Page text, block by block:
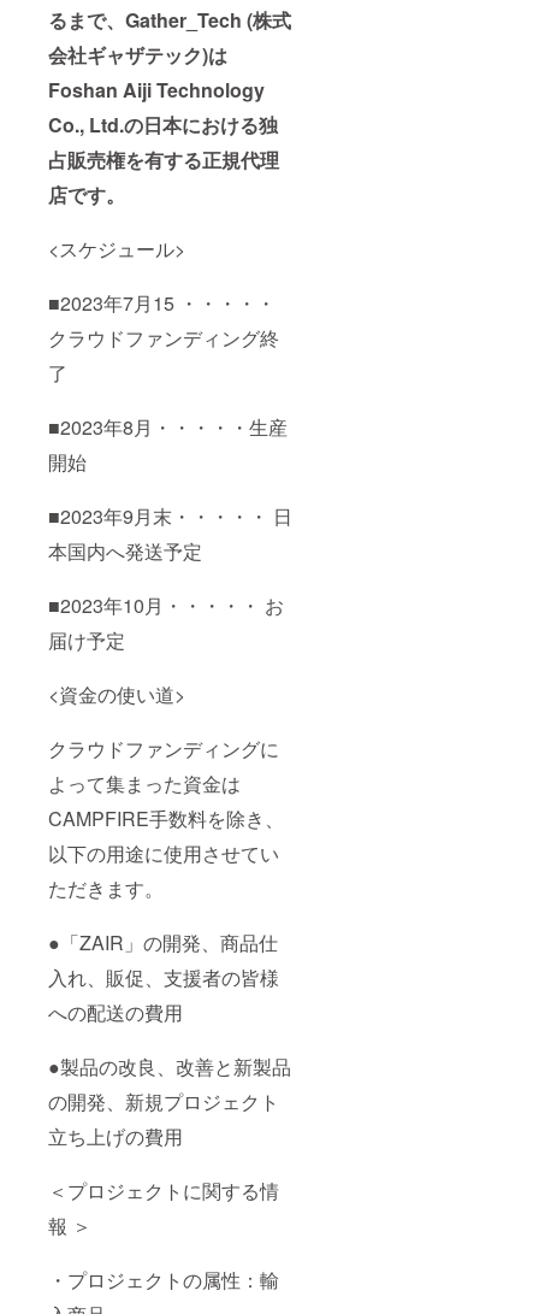
るまで、Gather_Tech (株式
会社ギャザテック)は
Foshan Aiji Technology
Co., Ltd.の日本における独
占販売権を有する正規代理
店です。
<スケジュール>
■2023年7月15 ・・・・・
クラウドファンディング終
了
■2023年8月・・・・・生産
開始
■2023年9月末・・・・・ 日
本国内へ発送予定
■2023年10月・・・・・ お
届け予定
<資金の使い道>
クラウドファンディングに
よって集まった資金は
CAMPFIRE手数料を除き、
以下の用途に使用させてい
ただきます。
●「ZAIR」の開発、商品仕
入れ、販促、支援者の皆様
への配送の費用
●製品の改良、改善と新製品
の開発、新規プロジェクト
立ち上げの費用
＜プロジェクトに関する情
報 ＞
・プロジェクトの属性：輸